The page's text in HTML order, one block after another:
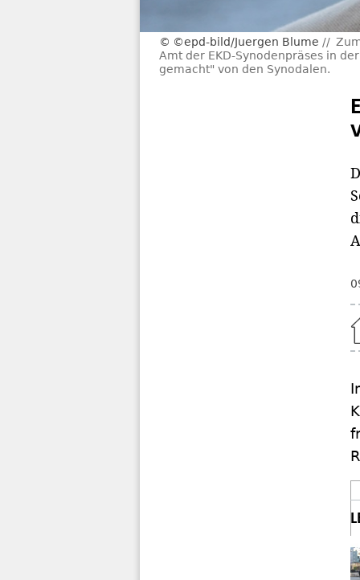
©epd-bild/Juergen Blume
Amt der EKD-Synodenpräses in
gemacht" von den Synodalen.